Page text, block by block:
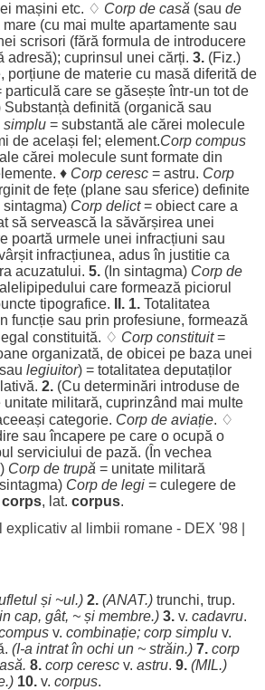
mașini etc. ♢ Corpde casă (sau de
mare(cu mai multe apartamentesau
scrisori (fără formula de introducere
adresă); cuprinsul unei cărți. 3.(Fiz.)
, porțiunede materiecu masă diferită de
particulă care se găseșteîntr-un tot de
Substanțà definită (organică sau
simplu= substantă ale cărei molecule
de același fel ; element.Corp compus
ale cărei molecule sunt formatedin
. ♦ Corp ceresc= astru. Corp
de fețe(planesau sferice) definite
sintagma) Corp delict= obiectcare a
să servească la săvărșirea unei
poartă urmeleunei infracțiuni sau
infracțiunea, adusîn justitieca
acuzatului. 5.(In sintagma) Corpde
care formează piciorul
tipografice. II. 1. Totalitatea
funcțiesau prin profesiune, formează
legal constituită. ♢ Corp constituit=
organizată, de obicei pe baza unei
legiuitor) = totalitatea deputaților
. 2.(Cu determinări introdusede
unitate militară, cuprinzând mai multe
categorie. Corpde aviație. ♢
sauîncaperepe care o ocupă o
serviciului de pază. (În vechea
) Corpde trupă = unitate militară
sintagma) Corpde legi= culegerede
corps, lat. corpus.
explicativ al limbii romane - DEX '98|
și ~ul.) 2.(ANAT.) trunchi, trup.
cap, gât, ~ și membre.) 3.v. cadavru.
v. combinație; corp simpluv.
. (I-a intratîn ochiun ~ străin.) 7. corp
. 8. corp cerescv. astru. 9. (MIL.)
.) 10.v. corpus.